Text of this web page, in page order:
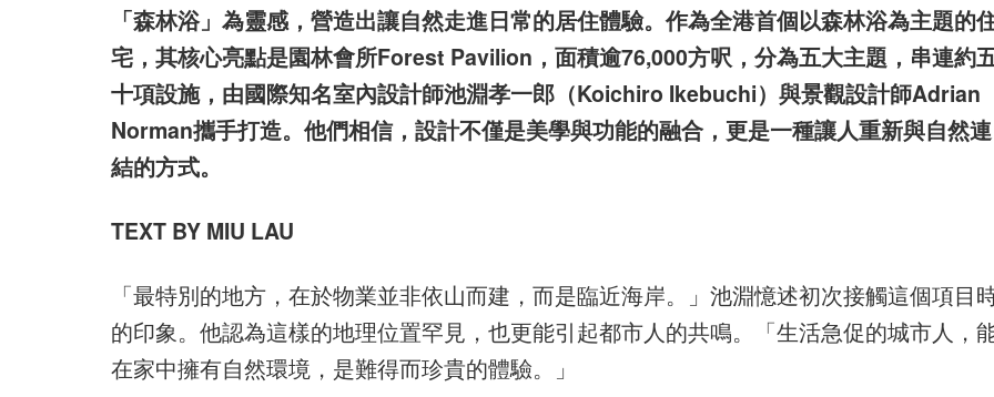
「森林浴」為靈感，營造出讓自然走進日常的居住體驗。作為全港首個以森林浴為主題的
宅，其核心亮點是園林會所Forest Pavilion，面積逾76,000方呎，分為五大主題，串連約
十項設施，由國際知名室內設計師池淵孝一郎（Koichiro Ikebuchi）與景觀設計師Adrian
Norman攜手打造。他們相信，設計不僅是美學與功能的融合，更是一種讓人重新與自然連
結的方式。
TEXT BY MIU LAU
「最特別的地方，在於物業並非依山而建，而是臨近海岸。」池淵憶述初次接觸這個項目
的印象。他認為這樣的地理位置罕見，也更能引起都市人的共鳴。「生活急促的城市人，
在家中擁有自然環境，是難得而珍貴的體驗。」